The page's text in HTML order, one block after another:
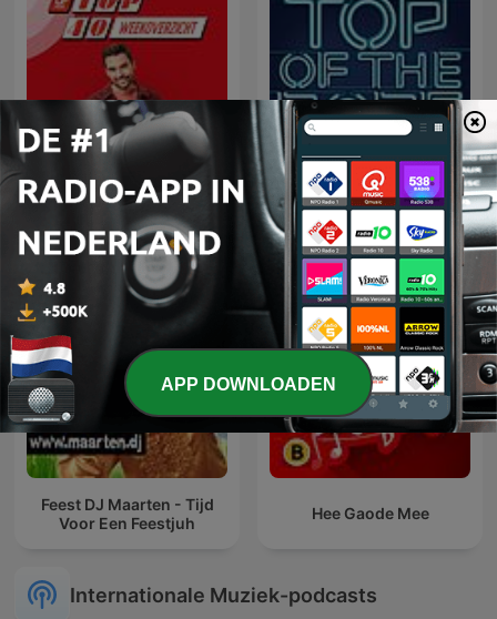
Top 40 Weekoverzicht
Top Of The Pop 1960 -
1969
Feest DJ Maarten - Tijd
Voor Een Feestjuh
Hee Gaode Mee
Internationale Muziek-podcasts
APP DOWNLOADEN